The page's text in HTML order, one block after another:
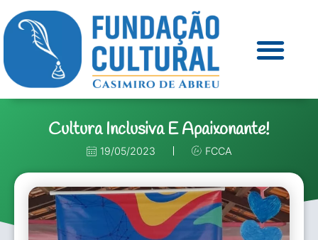
Cultura Inclusiva E Apaixonante!
19/05/2023 FCCA